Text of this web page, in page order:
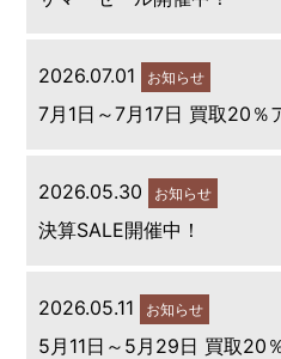
2026.07.01 お知らせ
7月1日～7月17日 買取20
2026.05.30 お知らせ
決算SALE開催中！
2026.05.11 お知らせ
5月11日～5月29日 買取20